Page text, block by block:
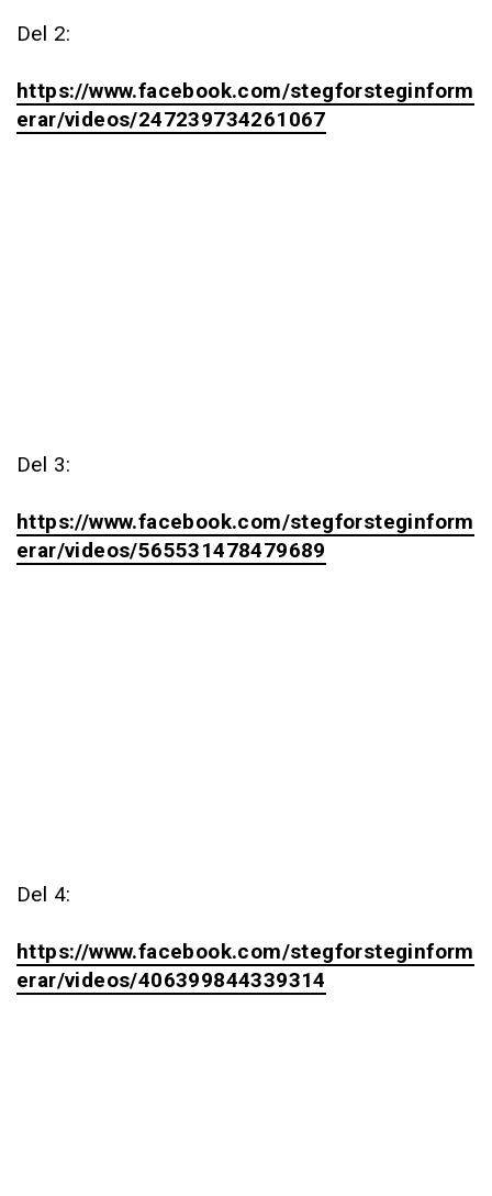
Del 2:
https://www.facebook.com/stegforsteginform
erar/videos/247239734261067
Del 3:
https://www.facebook.com/stegforsteginform
erar/videos/565531478479689
Del 4:
https://www.facebook.com/stegforsteginform
erar/videos/406399844339314